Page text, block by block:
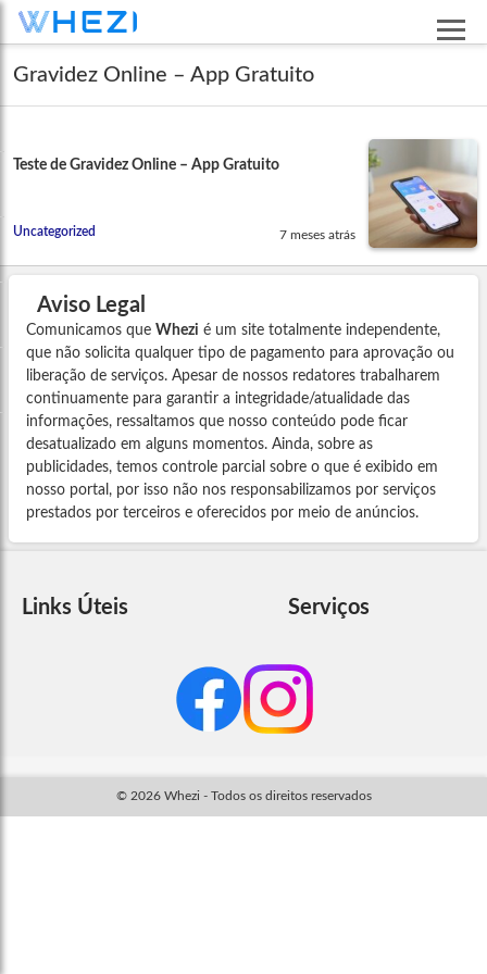
Gravidez Online – App Gratuito
Teste de Gravidez Online – App Gratuito
Uncategorized 7 meses atrás
Aviso Legal
Comunicamos que Whezi é um site totalmente independente,
que não solicita qualquer tipo de pagamento para aprovação ou
liberação de serviços. Apesar de nossos redatores trabalharem
continuamente para garantir a integridade/atualidade das
informações, ressaltamos que nosso conteúdo pode ficar
desatualizado em alguns momentos. Ainda, sobre as
publicidades, temos controle parcial sobre o que é exibido em
nosso portal, por isso não nos responsabilizamos por serviços
prestados por terceiros e oferecidos por meio de anúncios.
Links Úteis Serviços
© 2026 Whezi - Todos os direitos reservados